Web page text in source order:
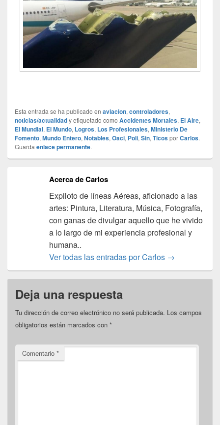
Esta entrada se ha publicado en aviacion, controladores,
noticias/actualidady etiquetado como Accidentes Mortales, El Aire,
El Mundial, El Mundo, Logros, Los Profesionales, Ministerio De
Fomento, Mundo Entero, Notables, Oaci, Poli, Sin, TicosporCarlos.
Guarda enlace permanente.
Acerca de Carlos
Expiloto de líneas Aéreas, aficionado a las
artes: Pintura, Literatura, Música, Fotografía,
con ganas de divulgar aquello que he vivido
a lo largo de mi experiencia profesional y
humana..
Ver todas las entradas por Carlos →
Deja una respuesta
Tu dirección de correo electrónico no será publicada. Los campos
obligatorios están marcados con *
Comentario *